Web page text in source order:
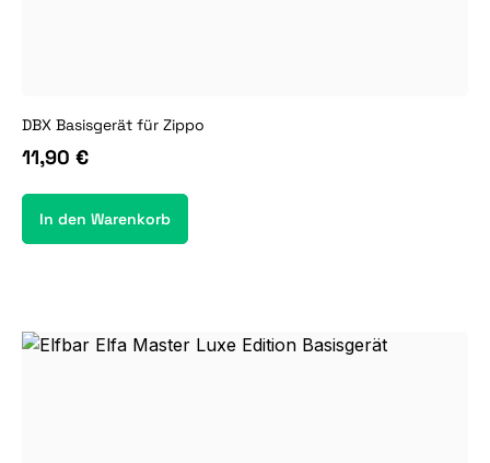
DBX Basisgerät für Zippo
11,90 €
In den Warenkorb